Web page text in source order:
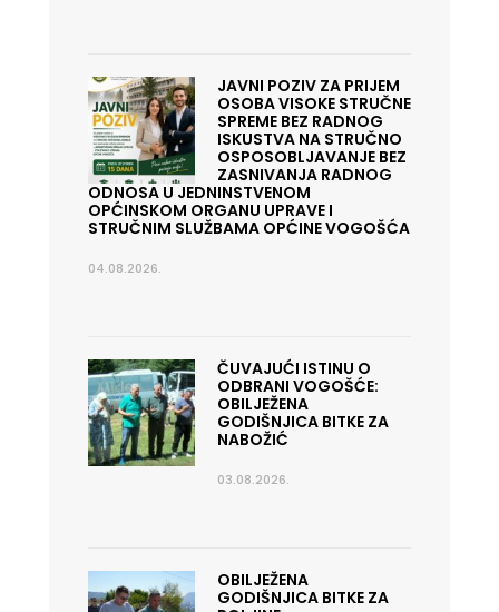
JAVNI POZIV ZA PRIJEM
OSOBA VISOKE STRUČNE
SPREME BEZ RADNOG
ISKUSTVA NA STRUČNO
OSPOSOBLJAVANJE BEZ
ZASNIVANJA RADNOG
ODNOSA U JEDNINSTVENOM
OPĆINSKOM ORGANU UPRAVE I
STRUČNIM SLUŽBAMA OPĆINE VOGOŠĆA
04.08.2026.
ČUVAJUĆI ISTINU O
ODBRANI VOGOŠĆE:
OBILJEŽENA
GODIŠNJICA BITKE ZA
NABOŽIĆ
03.08.2026.
OBILJEŽENA
GODIŠNJICA BITKE ZA